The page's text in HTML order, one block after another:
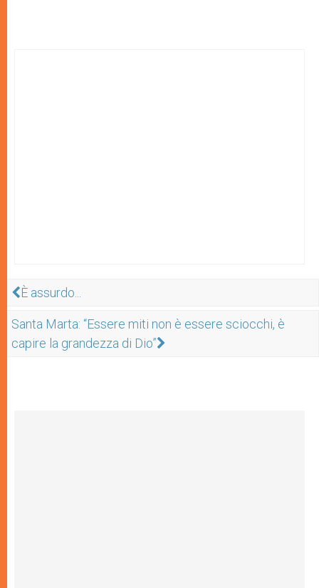
È assurdo...
Santa Marta: “Essere miti non è essere sciocchi, è
capire la grandezza di Dio”